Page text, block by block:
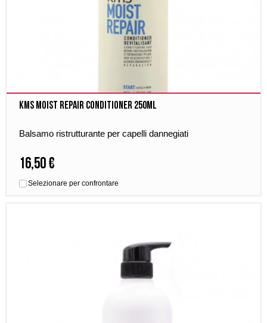
Kms Moist Repair Conditioner 250ml
Balsamo ristrutturante per capelli dannegiati
16,50 €
Selezionare per confrontare